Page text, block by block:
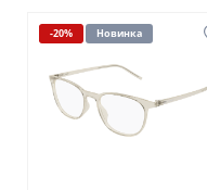
-20% Новинка